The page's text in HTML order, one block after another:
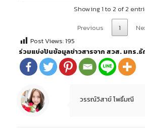
Showing 1 to 2 of 2
Previous
1
Post Views:195
ร่วมแบ่งปันข้อมูลข่าวสารจาก สวส. มทร.
วรรณ์วิสาข์ โพธิ์มณี